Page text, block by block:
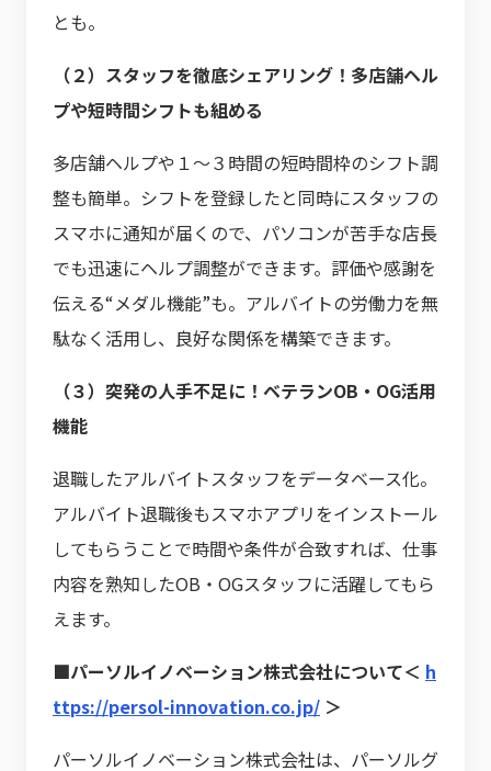
とも。
（２）スタッフを徹底シェアリング！多店舗ヘル
プや短時間シフトも組める
多店舗ヘルプや１～３時間の短時間枠のシフト調
整も簡単。シフトを登録したと同時にスタッフの
スマホに通知が届くので、パソコンが苦手な店長
でも迅速にヘルプ調整ができます。評価や感謝を
伝える“メダル機能”も。アルバイトの労働力を無
駄なく活用し、良好な関係を構築できます。
（３）突発の人手不足に！ベテランOB・OG活用
機能
退職したアルバイトスタッフをデータベース化。
アルバイト退職後もスマホアプリをインストール
してもらうことで時間や条件が合致すれば、仕事
内容を熟知したOB・OGスタッフに活躍してもら
えます。
■パーソルイノベーション株式会社について＜ h
ttps://persol-innovation.co.jp/ ＞
パーソルイノベーション株式会社は、パーソルグ